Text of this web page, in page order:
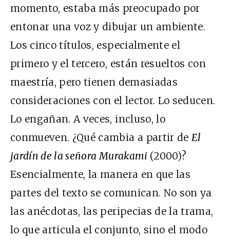
momento, estaba más preocupado por
entonar una voz y dibujar un ambiente.
Los cinco títulos, especialmente el
primero y el tercero, están resueltos con
maestría, pero tienen demasiadas
consideraciones con el lector. Lo seducen.
Lo engañan. A veces, incluso, lo
conmueven. ¿Qué cambia a partir de El
jardín de la señora Murakami (2000)?
Esencialmente, la manera en que las
partes del texto se comunican. No son ya
las anécdotas, las peripecias de la trama,
lo que articula el conjunto, sino el modo